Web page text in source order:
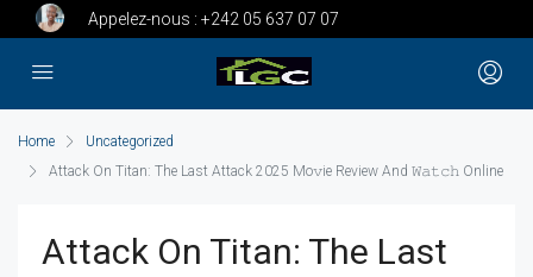
Appelez-nous : +242 05 637 07 07
Home
Uncategorized
Attack On Titan: The Last Attack 2025 Mo𝚟ie Review And 𝚆𝚊𝚝𝚌𝚑 Online
Attack On Titan: The Last